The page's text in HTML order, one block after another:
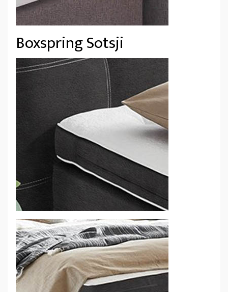
Boxspring Sotsji